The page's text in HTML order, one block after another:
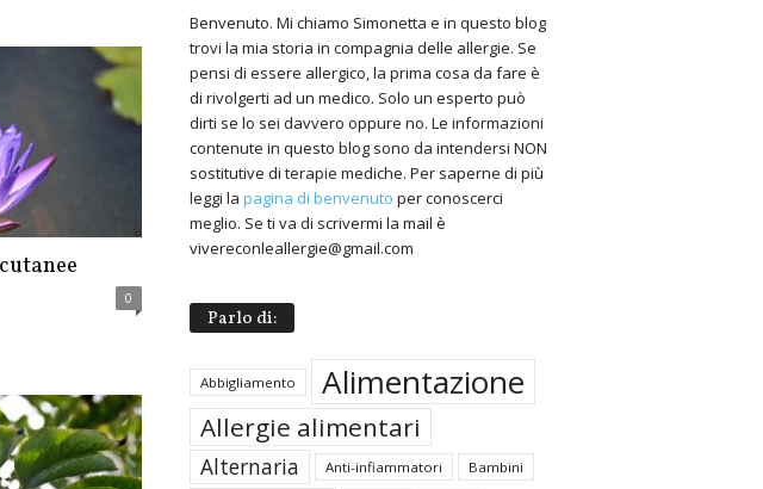
0
Benvenuto. Mi chiamo Simonetta e in questo blog
trovi la mia storia in compagnia delle allergie. Se
pensi di essere allergico, la prima cosa da fare è
di rivolgerti ad un medico. Solo un esperto può
dirti se lo sei davvero oppure no. Le informazioni
contenute in questo blog sono da intendersi NON
sostitutive di terapie mediche. Per saperne di più
leggi la pagina di benvenuto per conoscerci
meglio. Se ti va di scrivermi la mail è
vivereconleallergie@gmail.com
Parlo di:
Abbigliamento Alimentazione
Allergie alimentari
Alternaria Anti-infiammatori Bambini